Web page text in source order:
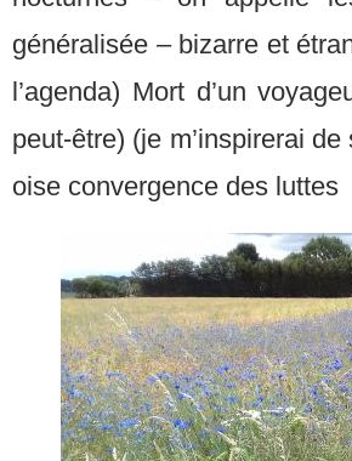
généralisée – bizarre et
l’agenda) Mort d’un
peut-être) (je m’inspirerai
oise convergence des luttes